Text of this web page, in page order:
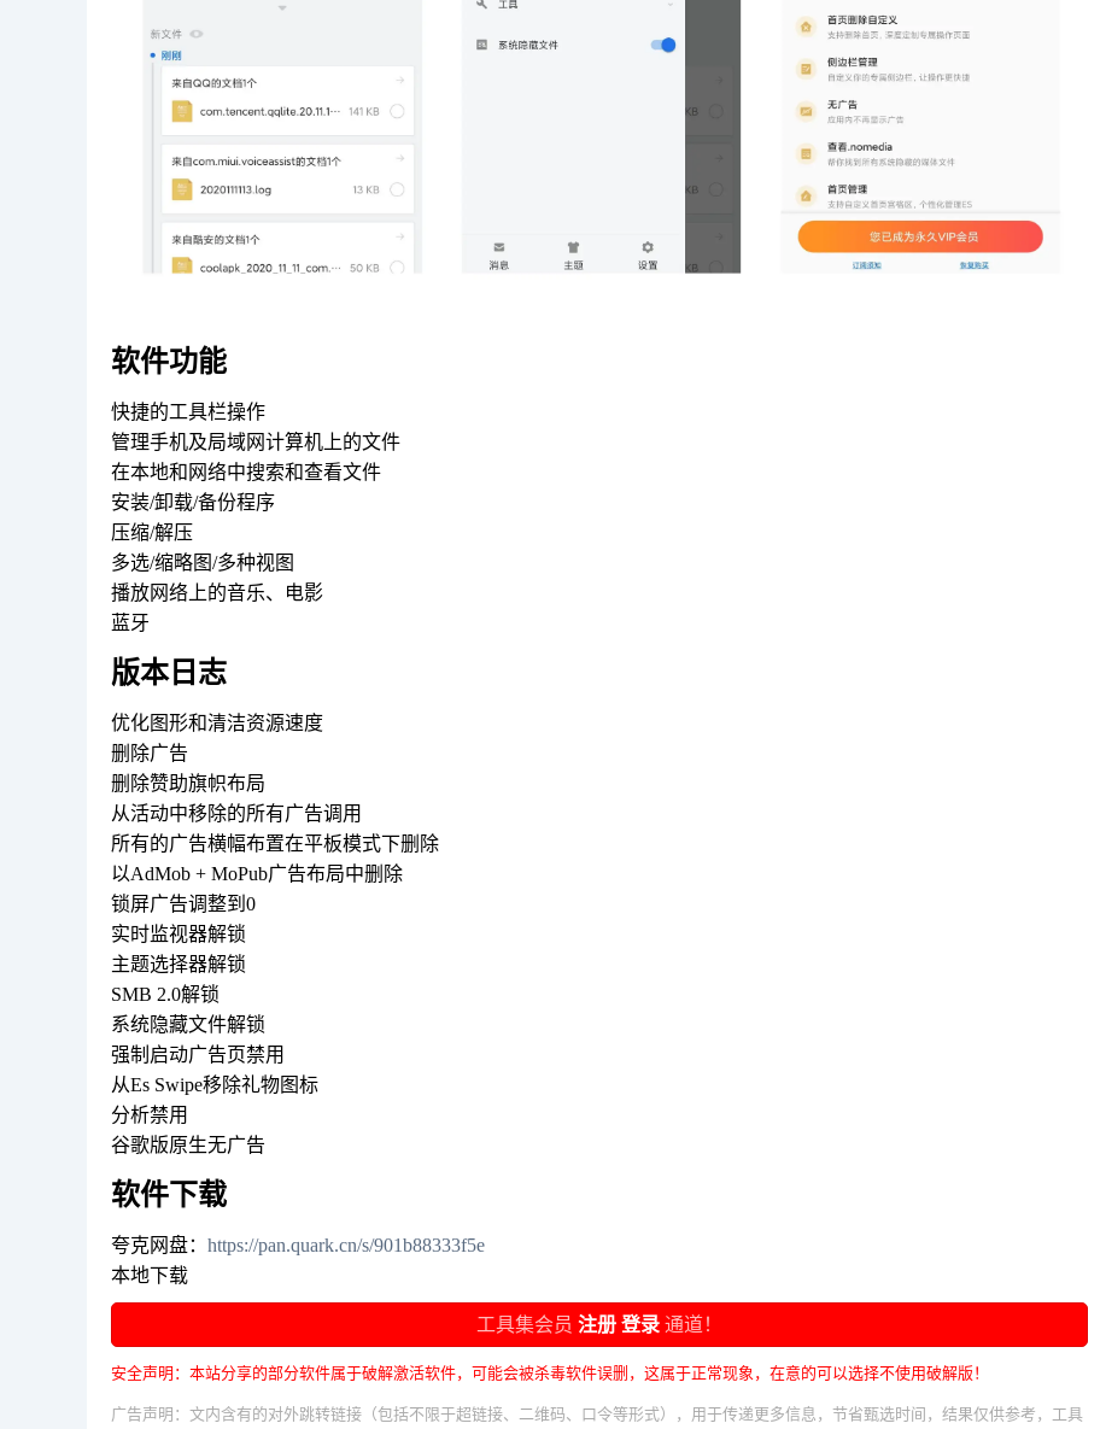
软件功能
快捷的工具栏操作
管理手机及局域网计算机上的文件
在本地和网络中搜索和查看文件
安装/卸载/备份程序
压缩/解压
多选/缩略图/多种视图
播放网络上的音乐、电影
蓝牙
版本日志
优化图形和清洁资源速度
删除广告
删除赞助旗帜布局
从活动中移除的所有广告调用
所有的广告横幅布置在平板模式下删除
以AdMob + MoPub广告布局中删除
锁屏广告调整到0
实时监视器解锁
主题选择器解锁
SMB 2.0解锁
系统隐藏文件解锁
强制启动广告页禁用
从Es Swipe移除礼物图标
分析禁用
谷歌版原生无广告
软件下载
夸克网盘： https://pan.quark.cn/s/901b88333f5e
本地下载
工具集会员 注册 登录 通道！
安全声明：本站分享的部分软件属于破解激活软件，可能会被杀毒软件误删，这属于正常现象，在意的可以选择不使用破解版！
广告声明：文内含有的对外跳转链接（包括不限于超链接、二维码、口令等形式），用于传递更多信息，节省甄选时间，结果仅供参考，工具